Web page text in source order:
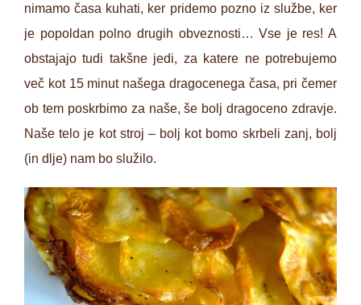
nimamo časa kuhati, ker pridemo pozno iz službe, ker
je popoldan polno drugih obveznosti… Vse je res! A
obstajajo tudi takšne jedi, za katere ne potrebujemo
več kot 15 minut našega dragocenega časa, pri čemer
ob tem poskrbimo za naše, še bolj dragoceno zdravje.
Naše telo je kot stroj – bolj kot bomo skrbeli zanj, bolj
(in dlje) nam bo služilo.